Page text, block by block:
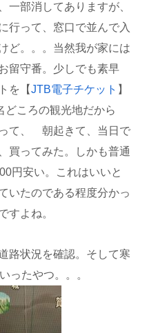
一部消してありますが、
行って、窓口で並んで入
ど。。。当然我が家には
留守番。少しでも素早
を【JTB電子チケット 】
どころの観光地だから
て、 朝起きて、当日で
買ってみた。しかも普通
円安い。これはいいと
いたのである程度分かっ
すよね。
路状況を確認。そして寒
ったやつ。。。